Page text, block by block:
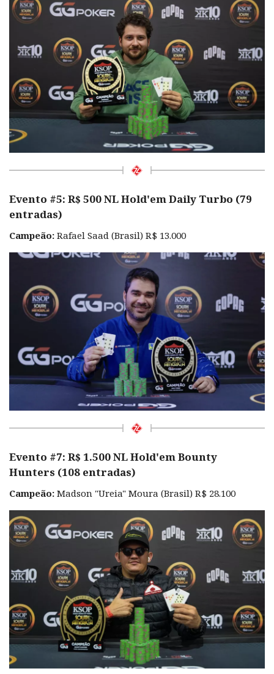
Evento #5: R$ 500 NL Hold'em Daily Turbo (79
entradas)
Campeão: Rafael Saad (Brasil) R$ 13.000
Evento #7: R$ 1.500 NL Hold'em Bounty
Hunters (108 entradas)
Campeão: Madson "Ureia" Moura (Brasil) R$ 28.100